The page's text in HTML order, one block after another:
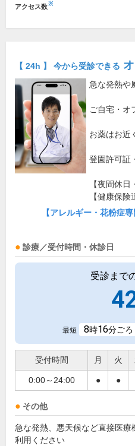
アクセス数※
【 24h 】 今から受診できる
急な発熱や
ご自宅・オ
お薬はお近
登園許可証
【夜間休日
【健康保険
【アレルギー・花粉症
診療／受付時間・休診日
受診まで
最短 8時16分ごろ
受付時間 月 火
0:00～24:00 ● ●
その他
急な発熱、悪天候など直接医
利用ください